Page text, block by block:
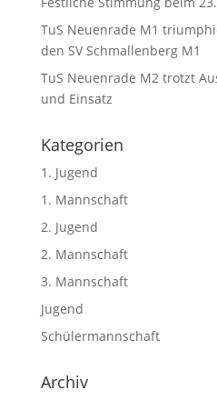
TuS Neuenrade M1
den SV Schmallenberg M1
TuS Neuenrade M2 trotzt
und Einsatz
Kategorien
1. Jugend
1. Mannschaft
2. Jugend
2. Mannschaft
3. Mannschaft
Jugend
Schülermannschaft
Archiv